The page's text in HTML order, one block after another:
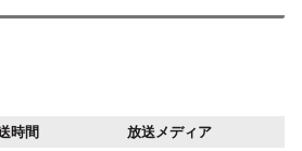
時間 放送メディア